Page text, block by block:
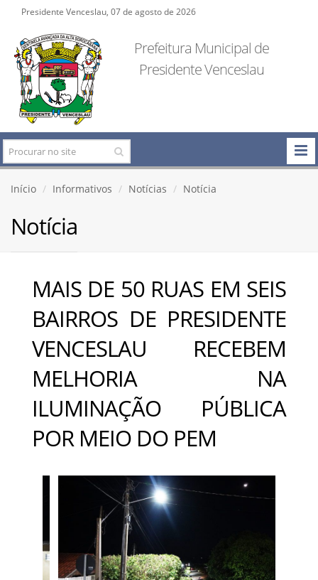
Presidente Venceslau, 07 de agosto de 2026
Prefeitura Municipal de
Presidente Venceslau
Início Informativos Notícias Notícia
Notícia
MAIS DE 50 RUAS EM SEIS
BAIRROS DE PRESIDENTE
VENCESLAU RECEBEM
MELHORIA NA
ILUMINAÇÃO PÚBLICA
POR MEIO DO PEM